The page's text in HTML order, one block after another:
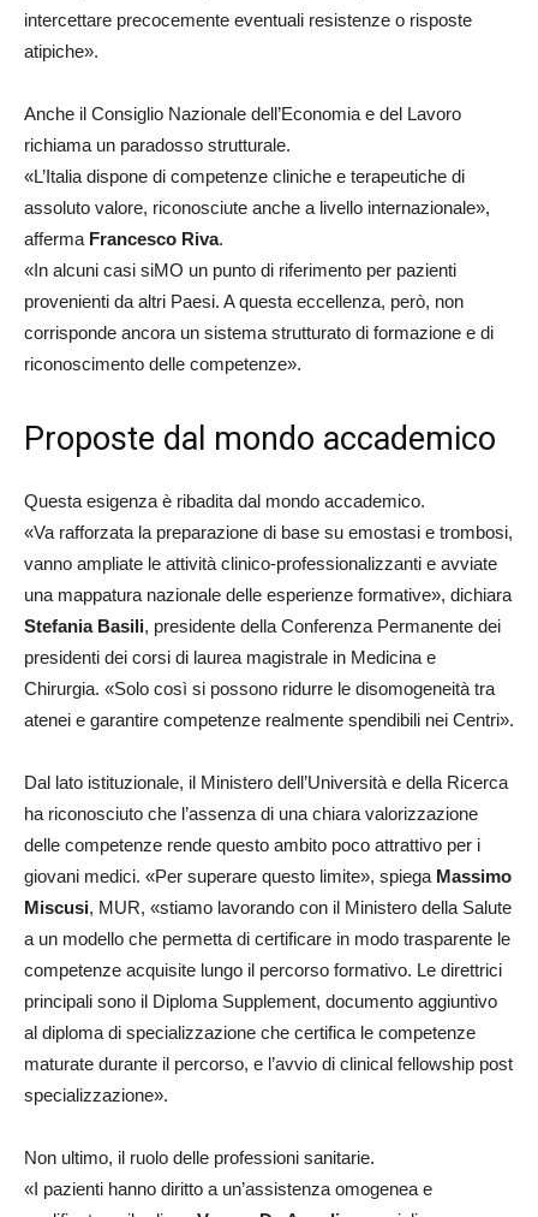
intercettare precocemente eventuali resistenze o risposte
atipiche».
Anche il Consiglio Nazionale dell’Economia e del Lavoro
richiama un paradosso strutturale.
«L’Italia dispone di competenze cliniche e terapeutiche di
assoluto valore, riconosciute anche a livello internazionale»,
afferma Francesco Riva.
«In alcuni casi siMO un punto di riferimento per pazienti
provenienti da altri Paesi. A questa eccellenza, però, non
corrisponde ancora un sistema strutturato di formazione e di
riconoscimento delle competenze».
Proposte dal mondo accademico
Questa esigenza è ribadita dal mondo accademico.
«Va rafforzata la preparazione di base su emostasi e trombosi,
vanno ampliate le attività clinico-professionalizzanti e avviate
una mappatura nazionale delle esperienze formative», dichiara
Stefania Basili, presidente della Conferenza Permanente dei
presidenti dei corsi di laurea magistrale in Medicina e
Chirurgia. «Solo così si possono ridurre le disomogeneità tra
atenei e garantire competenze realmente spendibili nei Centri».
Dal lato istituzionale, il Ministero dell’Università e della Ricerca
ha riconosciuto che l’assenza di una chiara valorizzazione
delle competenze rende questo ambito poco attrattivo per i
giovani medici. «Per superare questo limite», spiega Massimo
Miscusi, MUR, «stiamo lavorando con il Ministero della Salute
a un modello che permetta di certificare in modo trasparente le
competenze acquisite lungo il percorso formativo. Le direttrici
principali sono il Diploma Supplement, documento aggiuntivo
al diploma di specializzazione che certifica le competenze
maturate durante il percorso, e l’avvio di clinical fellowship post
specializzazione».
Non ultimo, il ruolo delle professioni sanitarie.
«I pazienti hanno diritto a un’assistenza omogenea e